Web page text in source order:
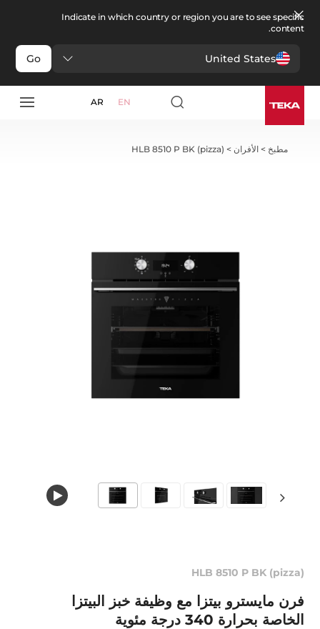
Indicate in which country or region you are to see specific
content.
United States
Go
EN
AR
مطبخ > الأفران >
HLB 8510 P BK (pizza)
HLB 8510 P BK (pizza)
فرن مايسترو بيتزا مع وظيفة خبز البيتزا
الخاصة بحرارة 340 درجة مئوية